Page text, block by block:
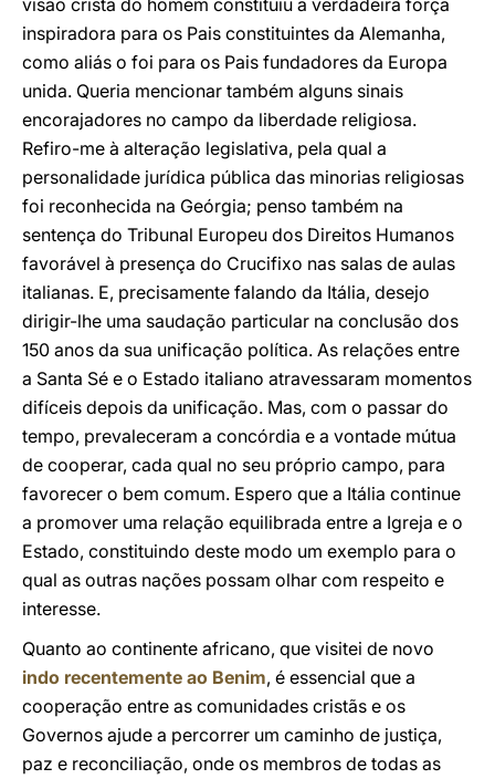
visão cristã do homem constituiu a verdadeira força
inspiradora para os Pais constituintes da Alemanha,
como aliás o foi para os Pais fundadores da Europa
unida. Queria mencionar também alguns sinais
encorajadores no campo da liberdade religiosa.
Refiro-me à alteração legislativa, pela qual a
personalidade jurídica pública das minorias religiosas
foi reconhecida na Geórgia; penso também na
sentença do Tribunal Europeu dos Direitos Humanos
favorável à presença do Crucifixo nas salas de aulas
italianas. E, precisamente falando da Itália, desejo
dirigir-lhe uma saudação particular na conclusão dos
150 anos da sua unificação política. As relações entre
a Santa Sé e o Estado italiano atravessaram momentos
difíceis depois da unificação. Mas, com o passar do
tempo, prevaleceram a concórdia e a vontade mútua
de cooperar, cada qual no seu próprio campo, para
favorecer o bem comum. Espero que a Itália continue
a promover uma relação equilibrada entre a Igreja e o
Estado, constituindo deste modo um exemplo para o
qual as outras nações possam olhar com respeito e
interesse.
Quanto ao continente africano, que visitei de novo
indo recentemente ao Benim, é essencial que a
cooperação entre as comunidades cristãs e os
Governos ajude a percorrer um caminho de justiça,
paz e reconciliação, onde os membros de todas as